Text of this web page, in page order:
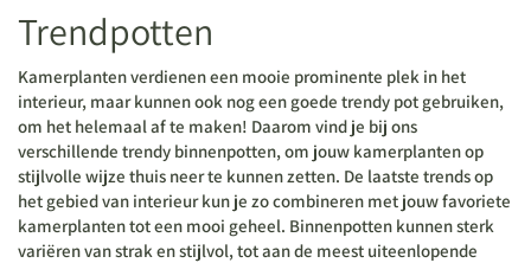
Trendpotten
Kamerplanten verdienen een mooie prominente plek in het
interieur, maar kunnen ook nog een goede trendy pot gebruiken,
om het helemaal af te maken! Daarom vind je bij ons
verschillende trendy binnenpotten, om jouw kamerplanten op
stijlvolle wijze thuis neer te kunnen zetten. De laatste trends op
het gebied van interieur kun je zo combineren met jouw favoriete
kamerplanten tot een mooi geheel. Binnenpotten kunnen sterk
variëren van strak en stijlvol, tot aan de meest uiteenlopende